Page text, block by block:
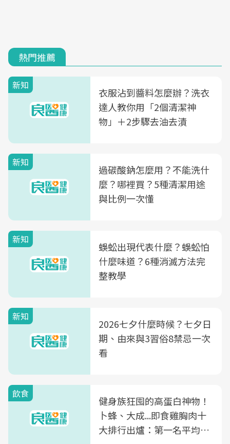
熱門推薦
新知
衣服沾到醬料怎麼辦？洗衣
達人教你用「2個清潔神
物」＋2步驟去油去漬
新知
過碳酸鈉怎麼用？不能洗什
麼？哪裡買？5種清潔用途
與比例一次懂
新知
蜈蚣出現代表什麼？蜈蚣怕
什麼味道？6種消滅方法完
整教學
新知
2026七夕什麼時候？七夕日
期、由來與3習俗8禁忌一次
看
飲食
健身族狂囤的高蛋白神物！
卜蜂、大成...即食雞胸肉十
大排行出爐：第一名平均一